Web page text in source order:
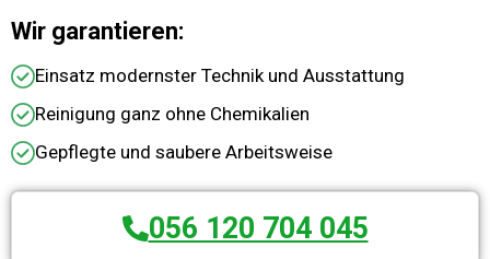
Wir garantieren:
Einsatz modernster Technik und Ausstattung
Reinigung ganz ohne Chemikalien
Gepflegte und saubere Arbeitsweise
056 120 704 045